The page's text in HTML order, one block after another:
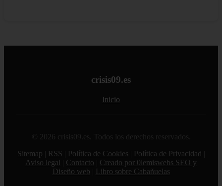
crisis09.es
Inicio
© 2026 crisis09.es. Todos los derechos reservados.
Sitemap
RSS Política de Cookies Política de Privacidad
Aviso legal
Contacto
Creado por 0lemiswebs SEO y
Diseño web
Libro sobre Cabañuelas